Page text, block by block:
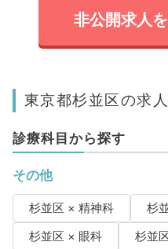
非公開求人
東京都杉並区の求
診療科目から探す
その他
杉並区 × 精神科
杉
杉並区 × 眼科
杉並